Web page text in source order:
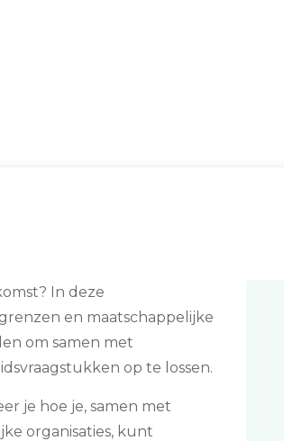
In deze
en maatschappelijke
om samen met
op te lossen.
je hoe je, samen met
organisaties, kunt